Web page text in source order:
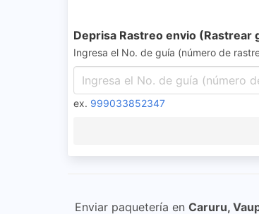
Deprisa Rastreo envio (Rastrear
Ingresa el No. de guía (número de
ex. 999033852347
Enviar paquetería en Caruru,